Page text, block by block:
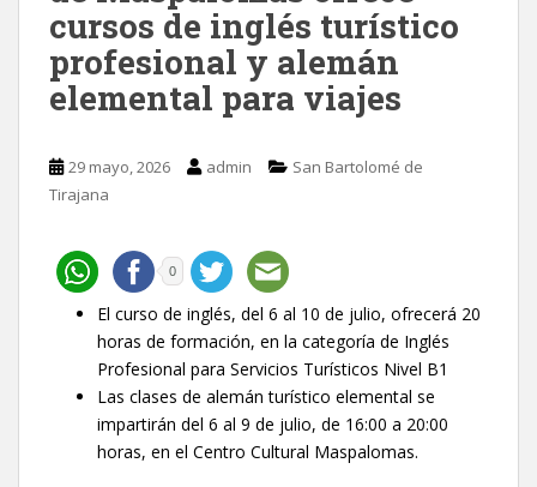
cursos de inglés turístico
profesional y alemán
elemental para viajes
29 mayo, 2026 admin
San Bartolomé de
Tirajana
0
El curso de inglés, del 6 al 10 de julio, ofrecerá 20
horas de formación, en la categoría de Inglés
Profesional para Servicios Turísticos Nivel B1
Las clases de alemán turístico elemental se
impartirán del 6 al 9 de julio, de 16:00 a 20:00
horas, en el Centro Cultural Maspalomas.